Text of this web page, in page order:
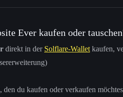
Ever kaufen oder
direkt in der Solflare-Wallet kaufen,
den du kaufen oder verkaufen